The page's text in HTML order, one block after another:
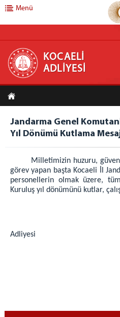
KOCAELİ ADLİYESİ
ANA SAYFA
ADLİYEMİZ
Kocaeli Adliyesi
Mülhakatlarımız
Gölcük Adliyesi
Kandıra Adliyesi
Karamürsel Adliyesi
Körfez Adliyesi
2 Nolu F Tipi Kapalı Cik
Menü
KOCAELİ
ADLİYESİ
Jandarma Genel
Yıl Dönümü Kutlama
Milletimizin huzuru,
görev yapan başta Kocaeli İl
personellerin olmak üzere,
Kuruluş yıl dönümünü kutlar,
Adliyesi